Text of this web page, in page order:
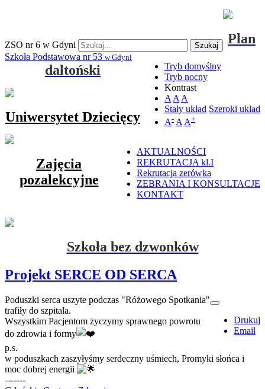
ZSO nr 6 w Gdyni Szukaj
Tryb domyślny
Tryb nocny
Kontrast
A A A
Stały układ Szeroki układ
A- A A+
Szkoła Podstawowa nr 53 w Gdyni
AKTUALNOŚCI
REKRUTACJA kl.I
Rekrutacja zerówka
ZEBRANIA I KONSULTACJE
KONTAKT
Plan
daltoński
Uniwersytet Dziecięcy
Zajęcia
pozalekcyjne
Szkoła bez dzwonków
Projekt SERCE OD SERCA
Drukuj
Email
Poduszki serca uszyte podczas "Różowego Spotkania"
trafiły do szpitala.
Wszystkim Pacjentom życzymy sprawnego powrotu
do zdrowia i formy
p.s.
w poduszkach zaszyłyśmy serdeczny uśmiech, Promyki słońca i
moc dobrej energii
-------